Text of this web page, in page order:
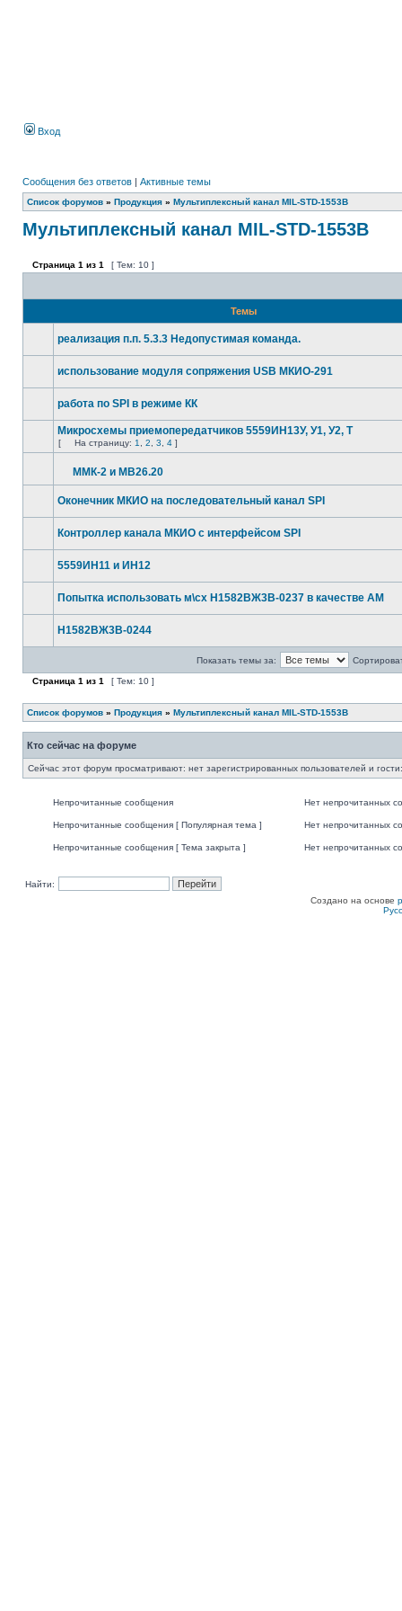
Вход
Сообщения без ответов | Активные темы
Список форумов » Продукция » Мультиплексный канал MIL-STD-1553B
Мультиплексный канал MIL-STD-1553B
Страница 1 из 1 [ Тем: 10 ]
Темы
реализация п.п. 5.3.3 Недопустимая команда.
использование модуля сопряжения USB МКИО-291
работа по SPI в режиме КК
Микросхемы приемопередатчиков 5559ИН13У, У1, У2, Т
[ На страницу: 1 2 3 4 ]
ММК-2 и МВ26.20
Оконечник МКИО на последовательный канал SPI
Контроллер канала МКИО с интерфейсом SPI
5559ИН11 и ИН12
Попытка использовать м\сх Н1582ВЖ3В-0237 в качестве AM
Н1582ВЖ3В-0244
Показать темы за:
Страница 1 из 1 [ Тем: 10 ]
Список форумов » Продукция » Мультиплексный канал MIL-STD-1553B
Кто сейчас на форуме
Сейчас этот форум просматривают: нет зарегистрированных пользователей и
Непрочитанные сообщения Нет непрочитанных
Непрочитанные сообщения [ Популярная тема ] Нет непрочитанных
Непрочитанные сообщения [ Тема закрыта ] Нет непрочитанных
Найти:
Создано на основе